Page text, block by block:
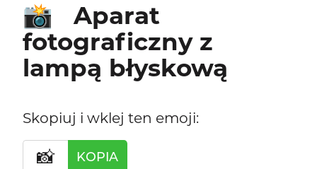
📸
Aparat
fotograficzny z
lampą błyskową
Skopiuj i wklej ten emoji:
📸 KOPIA